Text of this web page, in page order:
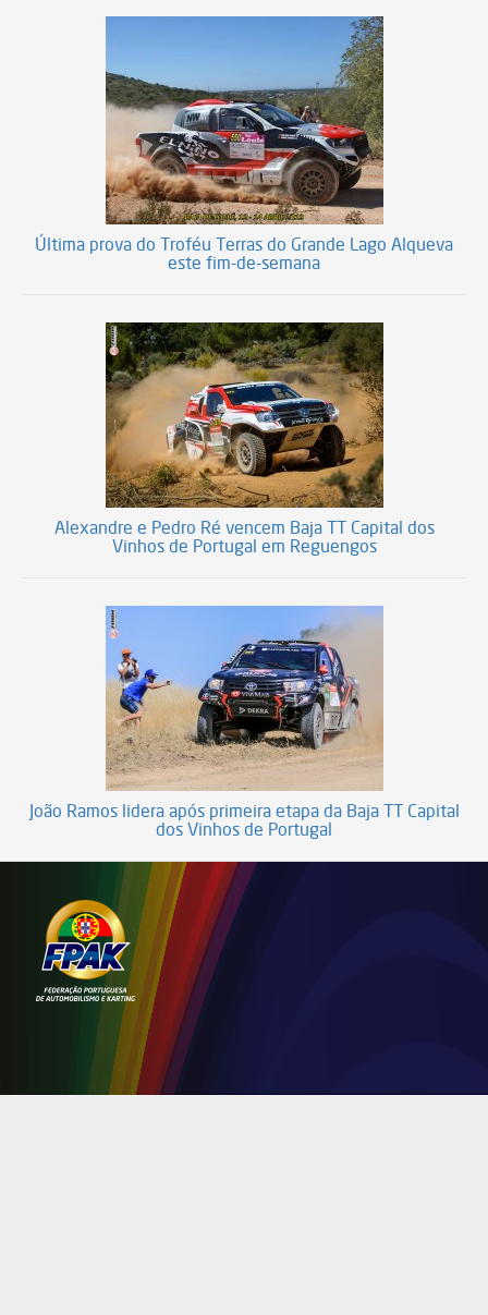
Última prova do Troféu Terras do Grande Lago Alqueva
este fim-de-semana
Alexandre e Pedro Ré vencem Baja TT Capital dos
Vinhos de Portugal em Reguengos
João Ramos lidera após primeira etapa da Baja TT Capital
dos Vinhos de Portugal